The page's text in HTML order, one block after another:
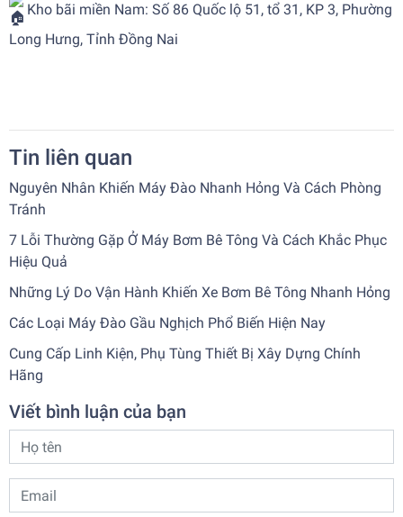
Kho bãi miền Nam: Số 86 Quốc lộ 51, tổ 31, KP 3, Phường
Long Hưng, Tỉnh Đồng Nai
Tin liên quan
Nguyên Nhân Khiến Máy Đào Nhanh Hỏng Và Cách Phòng
Tránh
7 Lỗi Thường Gặp Ở Máy Bơm Bê Tông Và Cách Khắc Phục
Hiệu Quả
Những Lý Do Vận Hành Khiến Xe Bơm Bê Tông Nhanh Hỏng
Các Loại Máy Đào Gầu Nghịch Phổ Biến Hiện Nay
Cung Cấp Linh Kiện, Phụ Tùng Thiết Bị Xây Dựng Chính
Hãng
Viết bình luận của bạn